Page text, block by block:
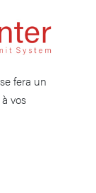
fera un
vos